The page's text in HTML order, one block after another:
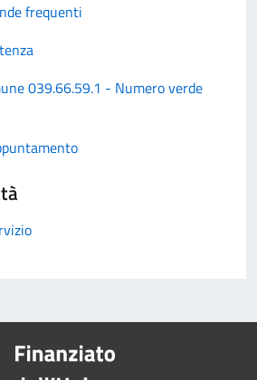
frequenti
039.66.59.1 - Numero verde